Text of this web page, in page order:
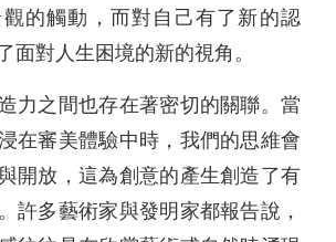
的觸動，而對自己有了新的認
面對人生困境的新的視角。
力之間也存在著密切的關聯。當
在審美體驗中時，我們的思維會
開放，這為創意的產生創造了有
許多藝術家與發明家都報告說，